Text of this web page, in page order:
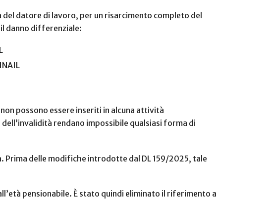
datore di lavoro, per un risarcimento completo del
danno differenziale:
possono essere inseriti in alcuna attività
rendano impossibile qualsiasi forma di
Prima delle modifiche introdotte dal DL 159/2025, tale
pensionabile. È stato quindi eliminato il riferimento a